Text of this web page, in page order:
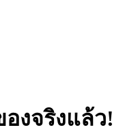
องจริงแล้ว!